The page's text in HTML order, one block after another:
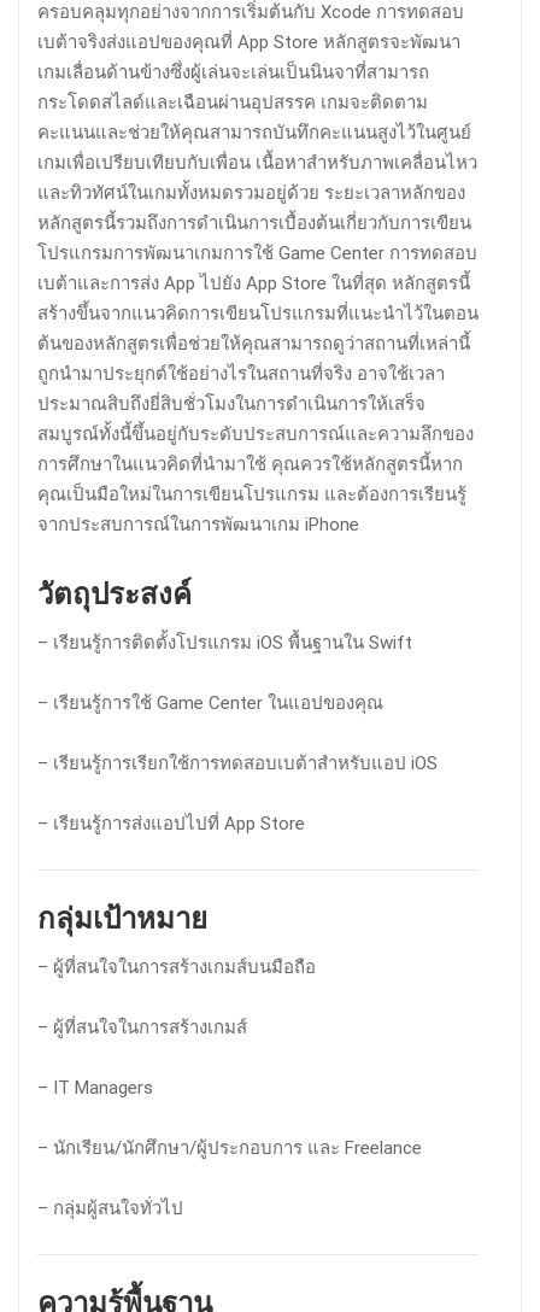
ครอบคลุมทุกอย่างจากการเริ่มต้นกับ Xcode การทดสอบ
เบต้าจริงส่งแอปของคุณที่ App Store หลักสูตรจะพัฒนา
เกมเลื่อนด้านข้างซึ่งผู้เล่นจะเล่นเป็นนินจาที่สามารถ
กระโดดสไลด์และเฉือนผ่านอุปสรรค เกมจะติดตาม
คะแนนและช่วยให้คุณสามารถบันทึกคะแนนสูงไว้ในศูนย์
เกมเพื่อเปรียบเทียบกับเพื่อน เนื้อหาสำหรับภาพเคลื่อนไหว
และทิวทัศน์ในเกมทั้งหมดรวมอยู่ด้วย ระยะเวลาหลักของ
หลักสูตรนี้รวมถึงการดำเนินการเบื้องต้นเกี่ยวกับการเขียน
โปรแกรมการพัฒนาเกมการใช้ Game Center การทดสอบ
เบต้าและการส่ง App ไปยัง App Store ในที่สุด หลักสูตรนี้
สร้างขึ้นจากแนวคิดการเขียนโปรแกรมที่แนะนำไว้ในตอน
ต้นของหลักสูตรเพื่อช่วยให้คุณสามารถดูว่าสถานที่เหล่านี้
ถูกนำมาประยุกต์ใช้อย่างไรในสถานที่จริง อาจใช้เวลา
ประมาณสิบถึงยี่สิบชั่วโมงในการดำเนินการให้เสร็จ
สมบูรณ์ทั้งนี้ขึ้นอยู่กับระดับประสบการณ์และความลึกของ
การศึกษาในแนวคิดที่นำมาใช้ คุณควรใช้หลักสูตรนี้หาก
คุณเป็นมือใหม่ในการเขียนโปรแกรม และต้องการเรียนรู้
จากประสบการณ์ในการพัฒนาเกม iPhone
วัตถุประสงค์
– เรียนรู้การติดตั้งโปรแกรม iOS พื้นฐานใน Swift
– เรียนรู้การใช้ Game Center ในแอปของคุณ
– เรียนรู้การเรียกใช้การทดสอบเบต้าสำหรับแอป iOS
– เรียนรู้การส่งแอปไปที่ App Store
กลุ่มเป้าหมาย
– ผู้ที่สนใจในการสร้างเกมส์บนมือถือ
– ผู้ที่สนใจในการสร้างเกมส์
– IT Managers
– นักเรียน/นักศึกษา/ผู้ประกอบการ และ Freelance
– กลุ่มผู้สนใจทั่วไป
ความรู้พื้นฐาน